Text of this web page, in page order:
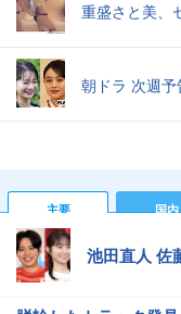
重盛さと美、
朝ドラ 次週予
主要 国内
池田直人 佐